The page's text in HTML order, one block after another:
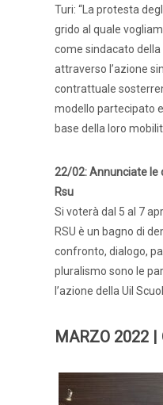
Turi: “La protesta
grido al quale
come sindacato
attraverso l’azione
contrattuale
modello partecipato
base della loro
22/02: Annunciate le
Rsu
Si voterà dal 5 al 7
RSU è un bagno di
confronto, dialogo,
pluralismo sono le
l’azione della Uil
MARZO 2022 |